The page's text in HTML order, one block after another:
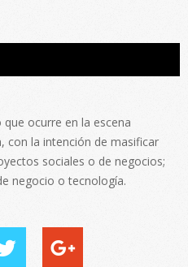
ocurre en la escena
con la intención de masificar
sociales o de negocios;
negocio o tecnología.